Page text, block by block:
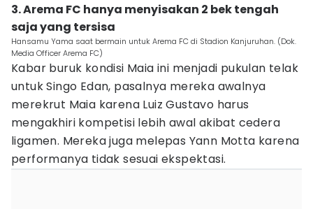
3. Arema FC hanya menyisakan 2 bek tengah
saja yang tersisa
Hansamu Yama saat bermain untuk Arema FC di Stadion Kanjuruhan. (Dok.
Media Officer Arema FC)
Kabar buruk kondisi Maia ini menjadi pukulan telak
untuk Singo Edan, pasalnya mereka awalnya
merekrut Maia karena Luiz Gustavo harus
mengakhiri kompetisi lebih awal akibat cedera
ligamen. Mereka juga melepas Yann Motta karena
performanya tidak sesuai ekspektasi.